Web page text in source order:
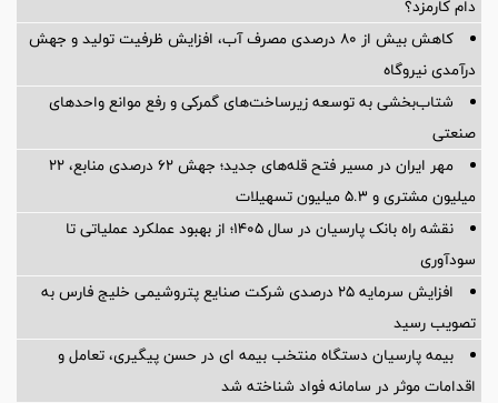
دام کارمزد؟
کاهش بیش از ۸۰ درصدی مصرف آب، افزایش ظرفیت تولید و جهش
درآمدی نیروگاه
شتاب‌بخشی به توسعه زیرساخت‌های گمركی و رفع موانع واحدهای
صنعتی
مهر ایران در مسیر فتح قله‌های جدید؛ جهش ۶۲ درصدی منابع، ۲۲
میلیون مشتری و ۵.۳ میلیون تسهیلات
نقشه راه بانک پارسیان در سال ۱۴۰۵؛ از بهبود عملکرد عملیاتی تا
سودآوری
افزایش سرمایه ۲۵ درصدی شرکت صنایع پتروشیمی خلیج فارس به
تصویب رسید
بیمه پارسیان دستگاه منتخب بیمه ای در حسن پیگیری، تعامل و
اقدامات موثر در سامانه فواد شناخته شد